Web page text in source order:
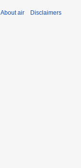
About air Disclaimers